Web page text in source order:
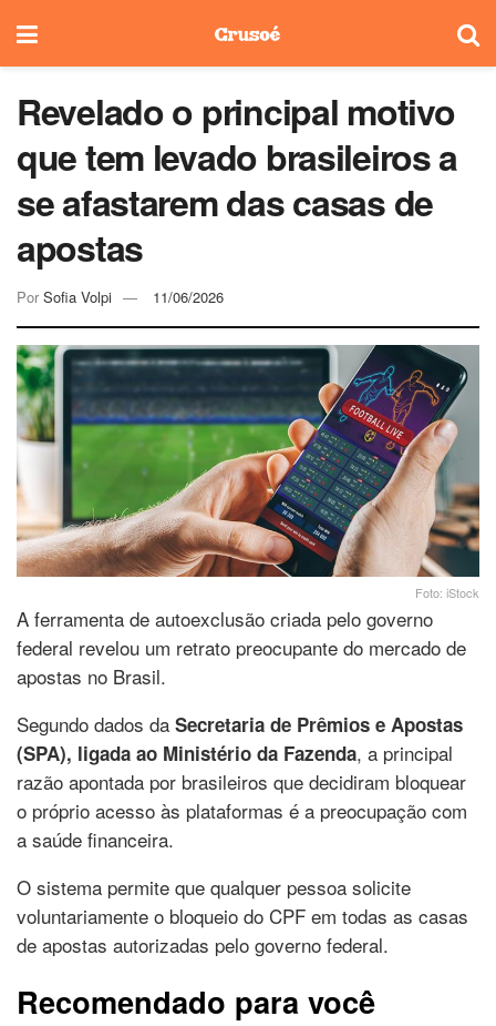
Revelado o principal motivo
que tem levado brasileiros a
se afastarem das casas de
apostas
Por Sofia Volpi 11/06/2026
Foto: iStock
A ferramenta de autoexclusão criada pelo governo
federal revelou um retrato preocupante do mercado de
apostas no Brasil.
Segundo dados da Secretaria de Prêmios e Apostas
(SPA), ligada ao Ministério da Fazenda, a principal
razão apontada por brasileiros que decidiram bloquear
o próprio acesso às plataformas é a preocupação com
a saúde financeira.
O sistema permite que qualquer pessoa solicite
voluntariamente o bloqueio do CPF em todas as casas
de apostas autorizadas pelo governo federal.
Recomendado para você